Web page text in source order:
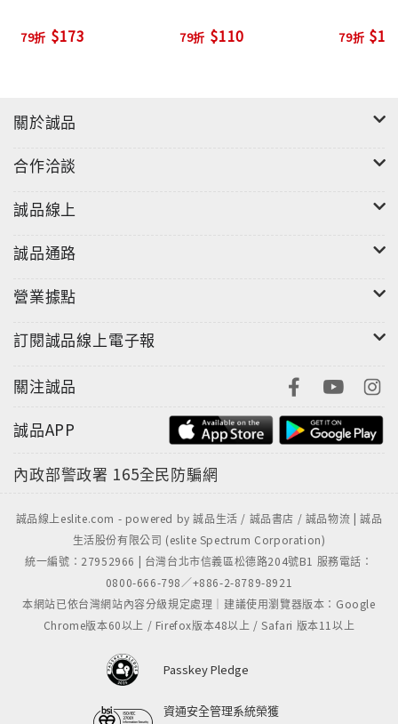
於四十年前三月出版《蛹之生》，小野寫大學生如何尋
年的青年已成了爺爺，卻對人生中最重要的「愛」，有
說：「翻轉的不是作品風格，而是探索世界時的所持的
態度。」
首度以飲食、味覺出發，書寫都市裡人與人的冷漠與熱
種感情的樣貌，組成七個套餐級故事。
本書暖洋洋插畫，特邀當代美感捕捉大師Fanyu，以其
時而彼此溫柔、時而各自固執，細緻搖晃後調出這本微
妙特調。
奮力愛過後、大笑大哭後、一聲長嘆後，原諒這個世界
敬那些我們終將付出的徒勞、迷惘、不堪，以及雲淡風
79折 $173 79折 $110 79折
關於誠品
合作洽談
誠品線上
誠品通路
營業據點
訂閱誠品線上電子報
關注誠品
誠品APP
內政部警政署 165全民防騙網
誠品線上eslite.com - powered by 誠品生活 / 誠品書店 / 誠品物流 | 誠品
生活股份有限公司 (eslite Spectrum Corporation)
統一編號：27952966 | 台灣台北市信義區松德路204號B1 服務電話：
0800-666-798／+886-2-8789-8921
本網站已依台灣網站內容分級規定處理｜建議使用瀏覽器版本：Google
Chrome版本60以上 / Firefox版本48以上 / Safari 版本11以上
Passkey Pledge
資通安全管理系統榮獲